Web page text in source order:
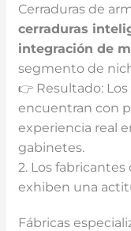
Cerraduras de
cerraduras
integración de
segmento de
👉 Resultado:
encuentran con
experiencia real
gabinetes.
2. Los fabricantes
exhiben una
Fábricas